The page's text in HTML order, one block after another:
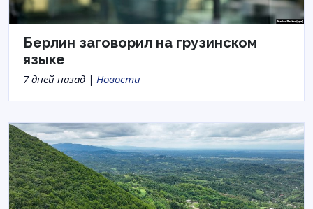
Берлин заговорил на грузинском
языке
7 дней назад | Новости